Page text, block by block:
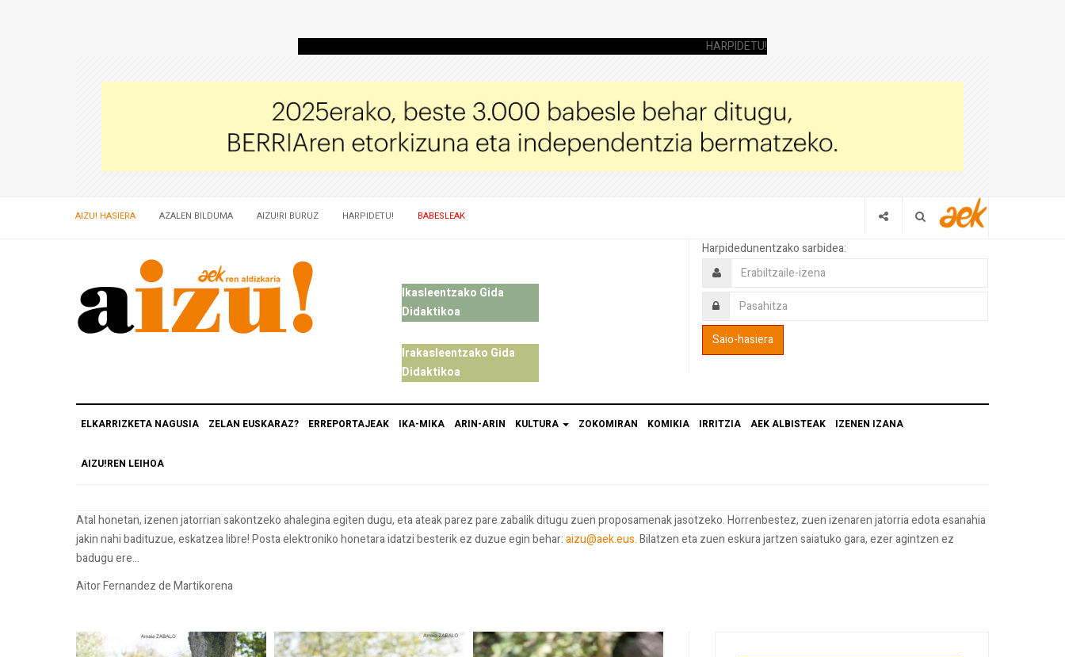
HARPIDETU!
AIZU! HASIERA AZALEN BILDUMA AIZU!RI BURUZ HARPIDETU! BABESLEAK
Ikasleentzako Gida
Didaktikoa
Irakasleentzako Gida
Didaktikoa
Harpidedunentzako sarbidea:
ELKARRIZKETA NAGUSIA ZELAN EUSKARAZ? ERREPORTAJEAK IKA-MIKA ARIN-ARIN KULTURA ZOKOMIRAN KOMIKIA IRRITZIA AEK ALBISTEAK IZENEN IZANA
AIZU!REN LEIHOA
Atal honetan, izenen jatorrian sakontzeko ahalegina egiten dugu, eta ateak parez pare zabalik ditugu zuen proposamenak jasotzeko. Horrenbestez, zuen izenaren jatorria edota esanahia
jakin nahi badituzue, eskatzea libre! Posta elektroniko honetara idatzi besterik ez duzue egin behar:aizu@aek.eus.Bilatzen eta zuen eskura jartzen saiatuko gara, ezer agintzen ez
badugu ere...
Aitor Fernandez de Martikorena